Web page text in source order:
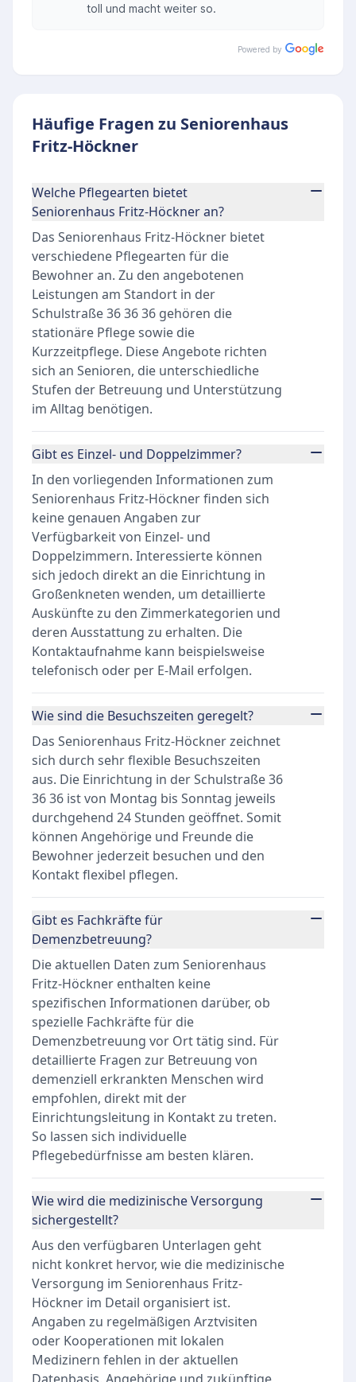
toll und macht weiter so.
Powered by
Häufige Fragen zu Seniorenhaus
Fritz-Höckner
Welche Pflegearten bietet
Seniorenhaus Fritz-Höckner an?
Das Seniorenhaus Fritz-Höckner bietet
verschiedene Pflegearten für die
Bewohner an. Zu den angebotenen
Leistungen am Standort in der
Schulstraße 36 36 36 gehören die
stationäre Pflege sowie die
Kurzzeitpflege. Diese Angebote richten
sich an Senioren, die unterschiedliche
Stufen der Betreuung und Unterstützung
im Alltag benötigen.
Gibt es Einzel- und Doppelzimmer?
In den vorliegenden Informationen zum
Seniorenhaus Fritz-Höckner finden sich
keine genauen Angaben zur
Verfügbarkeit von Einzel- und
Doppelzimmern. Interessierte können
sich jedoch direkt an die Einrichtung in
Großenkneten wenden, um detaillierte
Auskünfte zu den Zimmerkategorien und
deren Ausstattung zu erhalten. Die
Kontaktaufnahme kann beispielsweise
telefonisch oder per E-Mail erfolgen.
Wie sind die Besuchszeiten geregelt?
Das Seniorenhaus Fritz-Höckner zeichnet
sich durch sehr flexible Besuchszeiten
aus. Die Einrichtung in der Schulstraße 36
36 36 ist von Montag bis Sonntag jeweils
durchgehend 24 Stunden geöffnet. Somit
können Angehörige und Freunde die
Bewohner jederzeit besuchen und den
Kontakt flexibel pflegen.
Gibt es Fachkräfte für
Demenzbetreuung?
Die aktuellen Daten zum Seniorenhaus
Fritz-Höckner enthalten keine
spezifischen Informationen darüber, ob
spezielle Fachkräfte für die
Demenzbetreuung vor Ort tätig sind. Für
detaillierte Fragen zur Betreuung von
demenziell erkrankten Menschen wird
empfohlen, direkt mit der
Einrichtungsleitung in Kontakt zu treten.
So lassen sich individuelle
Pflegebedürfnisse am besten klären.
Wie wird die medizinische Versorgung
sichergestellt?
Aus den verfügbaren Unterlagen geht
nicht konkret hervor, wie die medizinische
Versorgung im Seniorenhaus Fritz-
Höckner im Detail organisiert ist.
Angaben zu regelmäßigen Arztvisiten
oder Kooperationen mit lokalen
Medizinern fehlen in der aktuellen